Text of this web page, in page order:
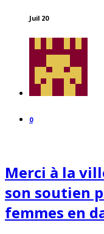
Juil 20
0
Merci à la
son soutien
femmes en